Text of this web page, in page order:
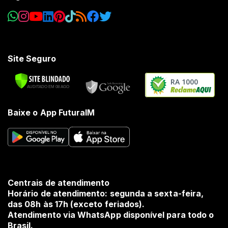
Site Seguro
RA 1000
Baixe o App FuturaIM
Centrais de atendimento
Horário de atendimento: segunda a sexta-feira,
das 08h às 17h (exceto feriados).
Atendimento via WhatsApp disponível para todo o
Brasil.